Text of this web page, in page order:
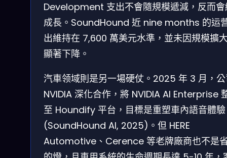
Development 支出不會隨規模遞減，反而會
成長。SoundHound 近 nine months 的运
出維持在 7,600 萬美元水準，並未因規模擴
顯著下降。
汽車领域則是另一場硬仗。2025 年 3 月，
NVIDIA 深化合作，將 NVIDIA AI Enterprise
至 Houndify 平台，目標是重塑車內語音體驗
(SoundHound AI, 2025)。但 HERE
Automotive、Cerence 等老牌廠商也不是